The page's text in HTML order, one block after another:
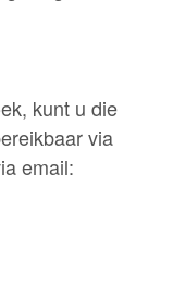
kunt u die
via
email: